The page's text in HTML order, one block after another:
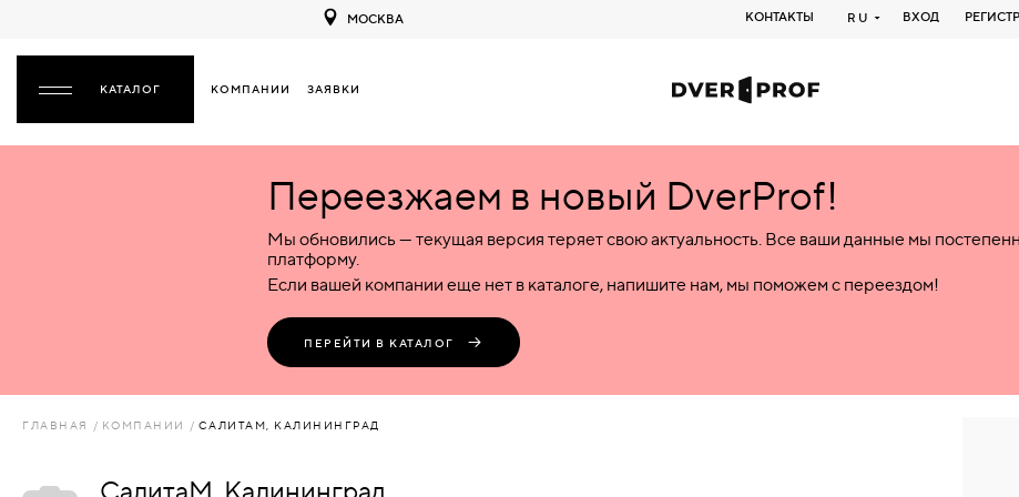
МОСКВА КОНТАКТЫ RU ВХОД
КОМПАНИИ ЗАЯВКИ
НАЗАД
ПЛАСТИКОВЫЕ
КОМБИНИРОВАННЫЕ
Межкомнатные
Деревянные
Пластиковые
Комбинированные
Входные
Металлические
Пластиковые
Стеклянные
Комбинированные
Специализированные
Металлические
Пластиковые
Стеклянные
Комбинированные
Переезжаем в новый DverProf!
Мы обновились — текущая версия теряет свою актуальность. Все ваши данные мы
платформу.
Если вашей компании еще нет в каталоге, напишите нам, мы поможем с переездом!
ПЕРЕЙТИ В КАТАЛОГ
ГЛАВНАЯ КОМПАНИИ САЛИТАМ, КАЛИНИНГРАД